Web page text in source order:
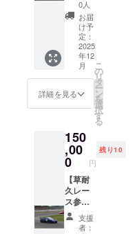
適切と
判断し
た際に
は他ス
テッ
カー画
像変更
いする
場合が
ださ
い。 ・
必要な
装備(ヘ
ルメッ
ト、グ
ローブ
等)は支
援者様
さい ・
備考欄
に希望
参戦
レース
名(TC-2
or The
耐感
180 min
が変更
となる
場合が
ござい
ます) ・
走行時
間：30
min ・
車両：
車両) ・
支援者
様の交
通費等
はあり
ません
ので、
当日は
現地に
ドライ
バーと
して草
レース
を一緒
に走行
いただ
きま
す。 ・
日程：
戦予定
のレー
スから1
戦(車両
修理等
で予定
が変更
となる
場合が
0人
お届
け予
定：
2025
年12
月
詳細を見る
こ
の
リ
タ
ー
ン
を
選
択
す
る
150
,00
0 円
残り10
【草耐
久レー
ス参
戦：セ
リカ 60
支援
者：